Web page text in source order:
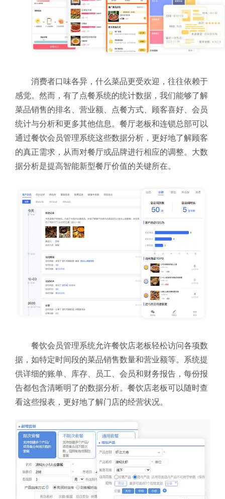
消费者口味各异，什么菜品更受欢迎，往往依赖于
感觉。然而，有了点餐系统的统计数据，我们能够了解
菜品销售的排名、营业额、点餐方式、顾客喜好、会员
统计与分析和更多其他信息。餐厅老板和连锁总部可以
通过餐饮会员管理系统这些数据分析，更好地了解顾客
的真正需求，从而对餐厅或品牌进行相应的调整。大数
据分析是提高智能新型餐厅价值的关键所在。
餐饮会员管理系统允许餐饮店老板轻松访问各项数
据，如特定时间段的菜品销售数量和营业额等。系统提
供详细的账单、库存、员工、会员和财务报告，每份报
告都包含清晰明了的数据分析。餐饮店老板可以随时查
看这些报表，更好地了解门店的经营状况。